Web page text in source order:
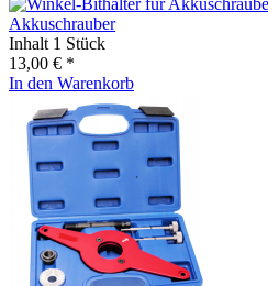
Akkuschrauber
Inhalt 1 Stück
13,00 € *
In den Warenkorb